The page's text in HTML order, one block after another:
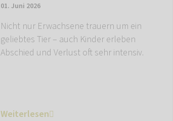
01. Juni 2026
Nicht nur Erwachsene trauern um ein
geliebtes Tier – auch Kinder erleben
Abschied und Verlust oft sehr intensiv.
Weiterlesen